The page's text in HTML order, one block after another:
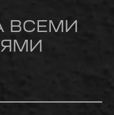
ВСЕМИ